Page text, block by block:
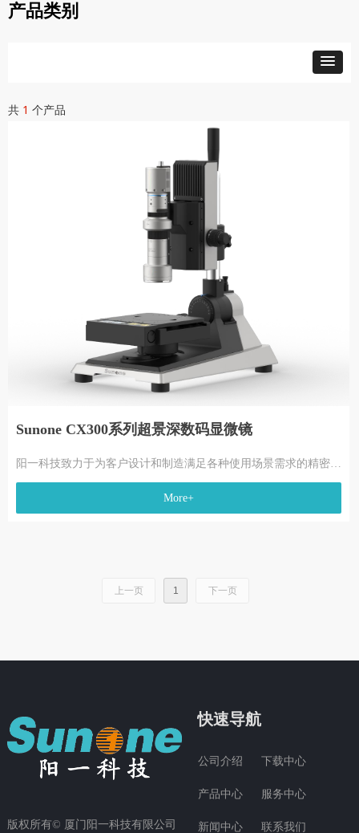
共 1 个产品
Sunone CX300系列超景深数码显微镜
阳⼀科技致力于为客户设计和制造满足各种使用场景需求的精密分
析仪器。CX300数码显微镜系列可根据分析工作进行自定义组合。
的用户都能轻松、自如地使用该系统。
More+
上一页 1 下一页
产品类别
快速导航
公司介绍
产品中心
新闻中心
下载中心
服务中心
联系我们
版权所有© 厦门阳一科技有限公司